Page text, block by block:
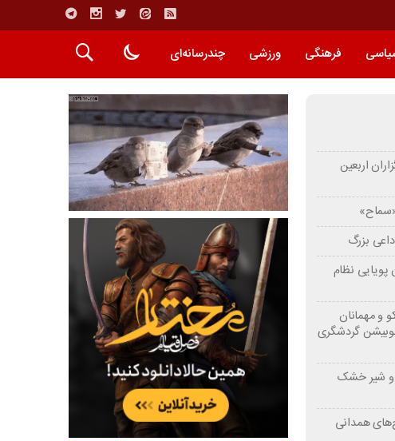
فرهنگی ورزشی چندرسانه‌ای
اربعین
«سماح»
بزرگ
پویایی نظام
و مهمانان
گردشگری
و شیر خشک
همدانی